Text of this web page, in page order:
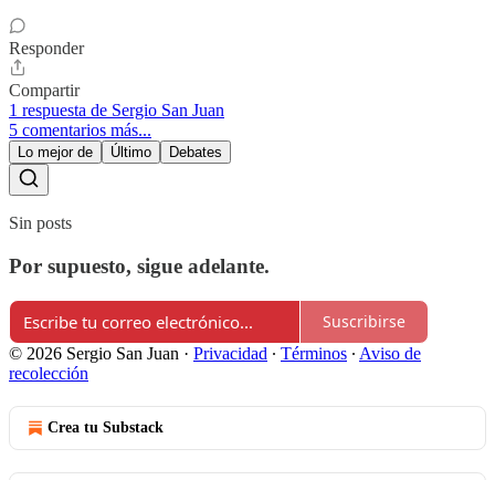
Responder
Compartir
1 respuesta de Sergio San Juan
5 comentarios más...
Lo mejor de Último Debates
Sin posts
Por supuesto, sigue adelante.
Suscribirse
© 2026 Sergio San Juan · Privacidad ∙ Términos ∙ Aviso de
recolección
Crea tu Substack